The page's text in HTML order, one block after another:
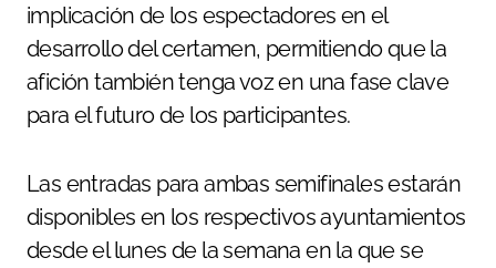
implicación de los espectadores en el
desarrollo del certamen, permitiendo que la
afición también tenga voz en una fase clave
para el futuro de los participantes.
Las entradas para ambas semifinales estarán
disponibles en los respectivos ayuntamientos
desde el lunes de la semana en la que se